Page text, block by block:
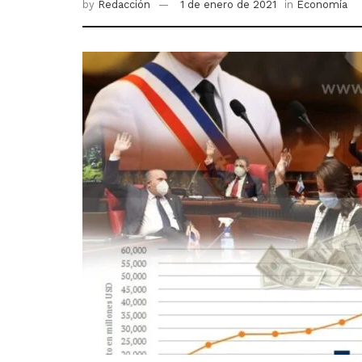
by Redacción 1 de enero de 2021 in Economía